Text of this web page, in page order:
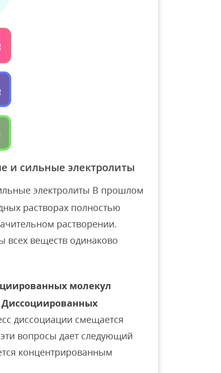
и сильные электролиты
электролиты В прошлом
растворах полностью
растворении.
всех веществ одинаково
молекул
Диссоциированных
диссоциации смещается
вопросы дает следующий
концентрированным